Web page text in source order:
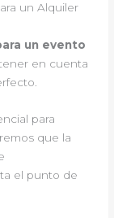
un Alquiler
un evento
en cuenta
para
que la
el punto de